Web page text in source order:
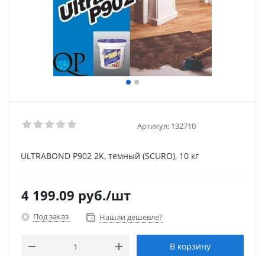
Артикул: 132710
ULTRABOND P902 2K, темный (SCURO), 10 кг
4 199.09 руб./шт
Под заказ Нашли дешевле?
В корзину